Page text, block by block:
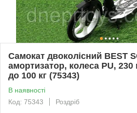
Самокат двоколісний BEST
амортизатор, колеса PU,
до 100 кг (75343)
В наявності
Код: 75343
Роздріб